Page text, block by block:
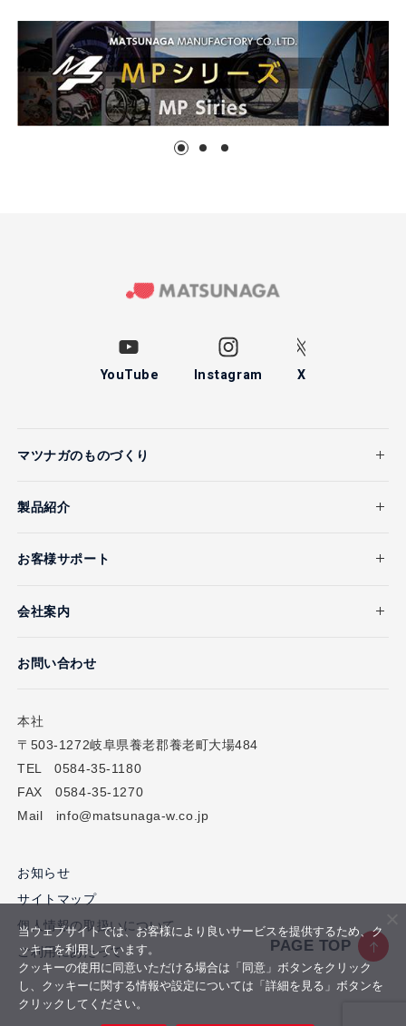
PAGE TOP
YouTube Instagram X
マツナガのものづくり
製品紹介
お客様サポート
会社案内
お問い合わせ
本社
〒503-1272岐阜県養老郡養老町大場484
TEL 0584-35-1180
FAX 0584-35-1270
Mail info@matsunaga-w.co.jp
お知らせ
サイトマップ
個人情報の取扱いについて
ご利用にあたって
当ウェブサイトでは、お客様により良いサービスを提供するため、ク
ッキーを利用しています。
クッキーの使用に同意いただける場合は「同意」ボタンをクリック
し、クッキーに関する情報や設定については「詳細を見る」ボタンを
クリックしてください。